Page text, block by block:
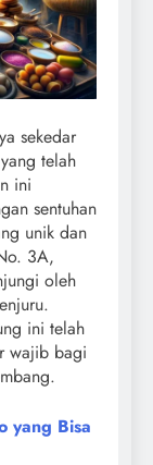
sekedar
telah
ini
sentuhan
unik dan
3A,
oleh
ini telah
wajib bagi
yang Bisa